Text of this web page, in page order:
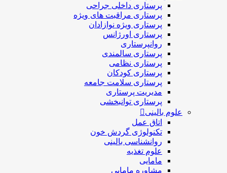
پرستاری داخلی جراحی
پرستاری مراقبت های ويژه
پرستاری ويژه نوازادان
پرستاری اورژانس
روانپرستاری
پرستاری سالمندی
پرستاری نظامی
پرستاری کودکان
پرستاری سلامت جامعه
مدیریت پرستاری
پرستاری توانبخشی
علوم بالینی
اتاق عمل
تکنولوژی گردش خون
روانشناسی بالینی
علوم تغذیه
مامایی
مشاوره مامایی